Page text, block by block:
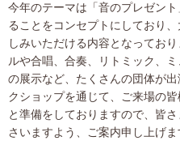
今年のテーマは「音のプレゼン
ることをコンセプトにしており
しみいただける内容となってお
ルや合唱、合奏、リトミック、
の展示など、たくさんの団体が
クショップを通じて、ご来場の
と準備をしておりますので、皆
さいますよう、ご案内申し上げま